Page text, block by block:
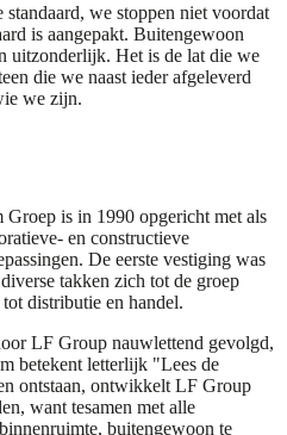
we stoppen niet voordat
is aangepakt. Buitengewoon
uitzonderlijk. Het is de lat die we
die we naast ieder afgeleverd
we zijn.
is in 1990 opgericht met als
en constructieve
De eerste vestiging was
takken zich tot de groep
distributie en handel.
LF Group nauwlettend gevolgd,
betekent letterlijk "Lees de
ontstaan, ontwikkelt LF Group
want tesamen met alle
buitengewoon te